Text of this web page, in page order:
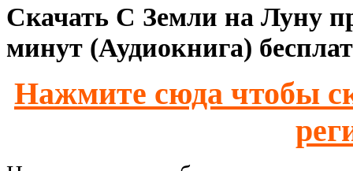
Скачать С Земли на Луну
минут (Аудиокнига)
Нажмите сюда чтобы